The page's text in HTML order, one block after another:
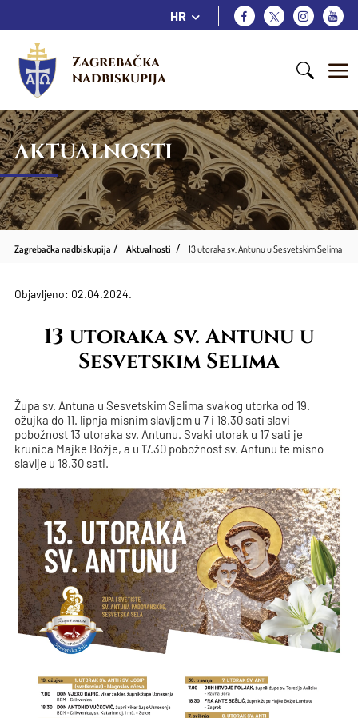
HR
Zagrebačka
nadbiskupija
AKTUALNOSTI
Zagrebačka nadbiskupija Aktualnosti 13 utoraka sv. Antunu u Sesvetskim Selima
Objavljeno: 02.04.2024.
13 utoraka sv. Antunu u
Sesvetskim Selima
Župa sv. Antuna u Sesvetskim Selima svakog utorka od 19.
ožujka do 11. lipnja misnim slavljem u 7 i 18.30 sati slavi
pobožnost 13 utoraka sv. Antunu. Svaki utorak u 17 sati je
krunica Majke Božje, a u 17.30 pobožnost sv. Antunu te misno
slavlje u 18.30 sati.